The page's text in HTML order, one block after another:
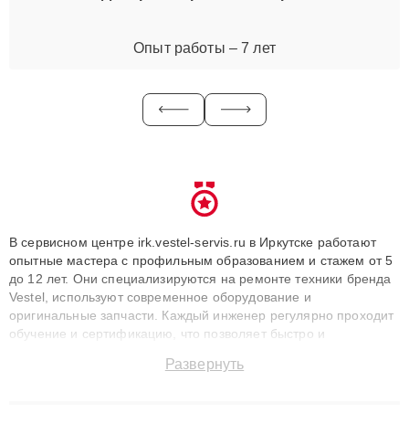
Опыт работы – 7 лет
В сервисном центре irk.vestel-servis.ru в Иркутске работают
опытные мастера с профильным образованием и стажем от 5
до 12 лет. Они специализируются на ремонте техники бренда
Vestel, используют современное оборудование и
оригинальные запчасти. Каждый инженер регулярно проходит
обучение и сертификацию, что позволяет быстро и
сохранением гарантии до 3 лет. Наши мастера решают
Развернуть